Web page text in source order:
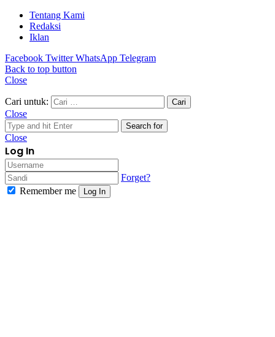
Tentang Kami
Redaksi
Iklan
Facebook Twitter WhatsApp Telegram
Back to top button
Close
Cari untuk:
Close
Search for
Close
Log In
Forget?
Remember me
Log In